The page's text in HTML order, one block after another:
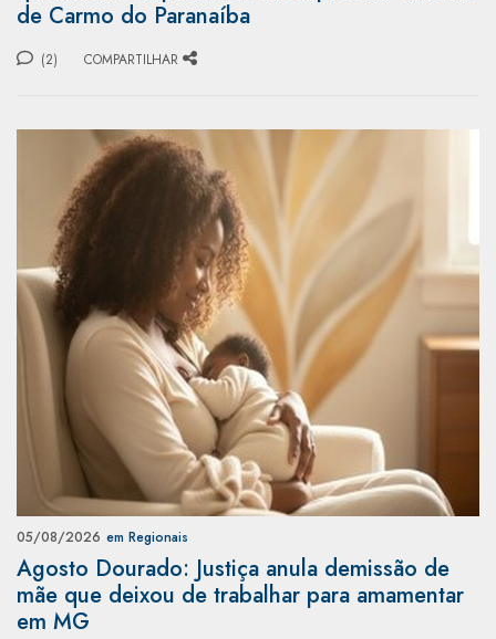
de Carmo do Paranaíba
(2) COMPARTILHAR
05/08/2026 em Regionais
Agosto Dourado: Justiça anula demissão de
mãe que deixou de trabalhar para amamentar
em MG